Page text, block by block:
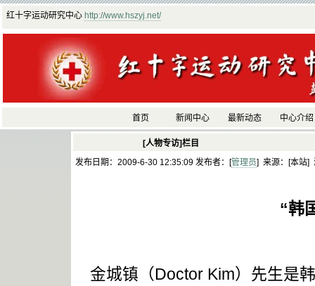
红十字运动研究中心 http://www.hszyj.net/
首页 新闻中心 最新动态 中心介绍
[人物专访]栏目
发布日期：2009-6-30 12:35:09 发布者：[管理员] 来源：[本站]
“韩
金城镇（Doctor Kim）先生是